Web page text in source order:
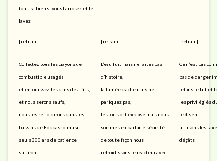
tout ira bien si vous l’arrosez et le
lavez
[refrain]
Collectez tous les crayons de
combustible usagés
et enfouissez-les dans des fûts,
et nous serons saufs,
nous les refroidirons dans les
bassins de Rokkasho-mura
seuls 300 ans de patience
suffiront.
[refrain]
L’eau fuit mais ne faites pas
d’histoire,
la fumée crache mais ne
paniquez pas,
les toits ont explosé mais nous
sommes en parfaite sécurité,
de toute façon nous
refroidissons le réacteur avec
[refrain]
Ce n’est pas
pas de danger
jetons le lait et
les privilégiés
le disent :
utilisons les
dégâts